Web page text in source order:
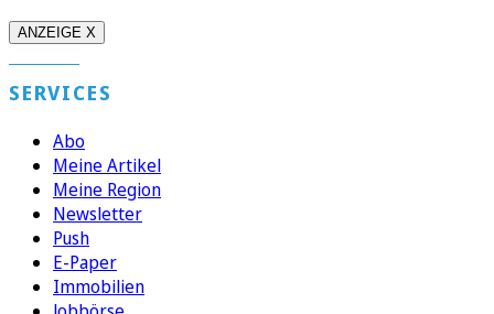
ANZEIGE X
SERVICES
Abo
Meine Artikel
Meine Region
Newsletter
Push
E-Paper
Immobilien